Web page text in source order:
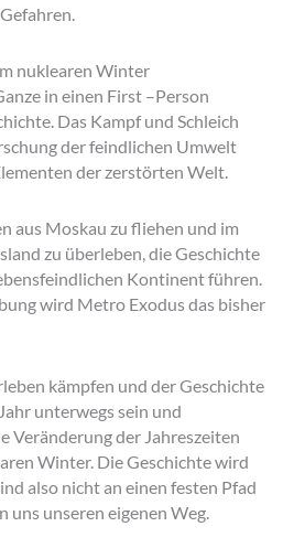
nuklearen Winter
in einen First –Person
Das Kampf und Schleich
der feindlichen Umwelt
der zerstörten Welt.
aus Moskau zu fliehen und im
zu überleben, die Geschichte
Kontinent führen.
wird Metro Exodus das bisher
kämpfen und der Geschichte
unterwegs sein und
Veränderung der Jahreszeiten
Winter. Die Geschichte wird
also nicht an einen festen Pfad
uns unseren eigenen Weg.